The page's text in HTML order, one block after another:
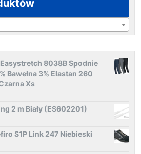
8038B Spodnie
Bawełna 3% Elastan 260
Xs
2 m Biały (ES602201)
S1P Link 247 Niebieski